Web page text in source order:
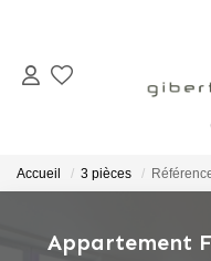
Accueil 3 pièces
Appartement